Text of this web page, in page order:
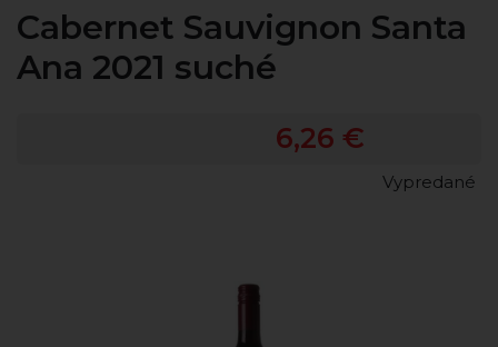
Cabernet Sauvignon Santa
Ana 2021 suché
6,26 €
Vypredané